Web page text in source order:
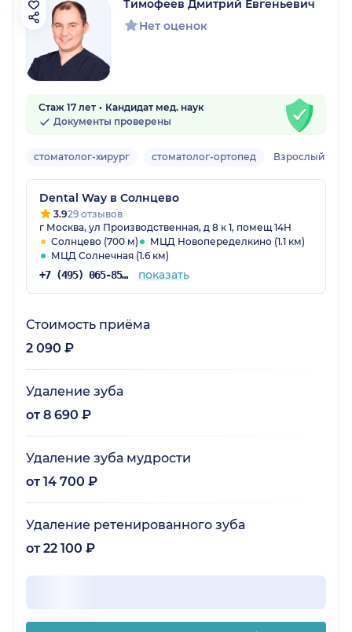
Тимофеев Дмитрий Евгеньевич
Нет оценок
Стаж 17 лет
Кандидат мед. наук
Документы проверены
стоматолог-хирург стоматолог-ортопед Взрослый
Dental Way в Солнцево
3.929 отзывов
г Москва, ул Производственная, д 8 к 1, помещ 14Н
Солнцево (700 м)
МЦД Новопеределкино (1.1 км)
МЦД Солнечная (1.6 км)
+7 (495) 065-85-32 показать
Стоимость приёма
2 090 ₽
Удаление зуба
от 8 690 ₽
Удаление зуба мудрости
от 14 700 ₽
Удаление ретенированного зуба
от 22 100 ₽